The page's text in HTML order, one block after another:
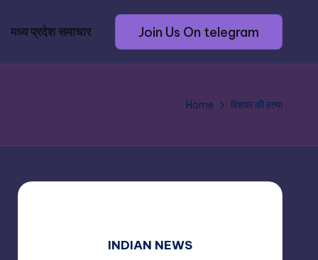
मध्य प्रदेश समाचार Join Us On telegram
Home विशाल की हत्या
INDIAN NEWS